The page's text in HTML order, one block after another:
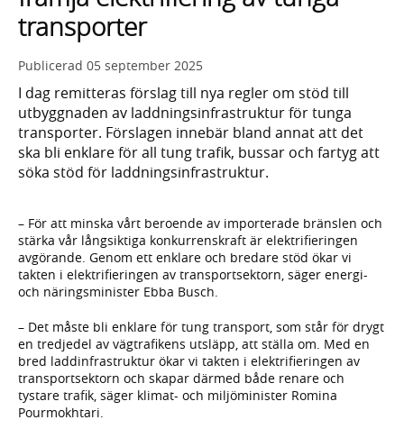
transporter
Publicerad 05 september 2025
I dag remitteras förslag till nya regler om stöd till
utbyggnaden av laddningsinfrastruktur för tunga
transporter. Förslagen innebär bland annat att det
ska bli enklare för all tung trafik, bussar och fartyg att
söka stöd för laddningsinfrastruktur.
– För att minska vårt beroende av importerade bränslen och
stärka vår långsiktiga konkurrenskraft är elektrifieringen
avgörande. Genom ett enklare och bredare stöd ökar vi
takten i elektrifieringen av transportsektorn, säger energi-
och näringsminister Ebba Busch.
– Det måste bli enklare för tung transport, som står för drygt
en tredjedel av vägtrafikens utsläpp, att ställa om. Med en
bred laddinfrastruktur ökar vi takten i elektrifieringen av
transportsektorn och skapar därmed både renare och
tystare trafik, säger klimat- och miljöminister Romina
Pourmokhtari.